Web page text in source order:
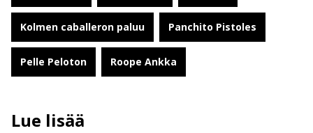
Kolmen caballeron paluu Panchito Pistoles
Pelle Peloton Roope Ankka
Lue lisää